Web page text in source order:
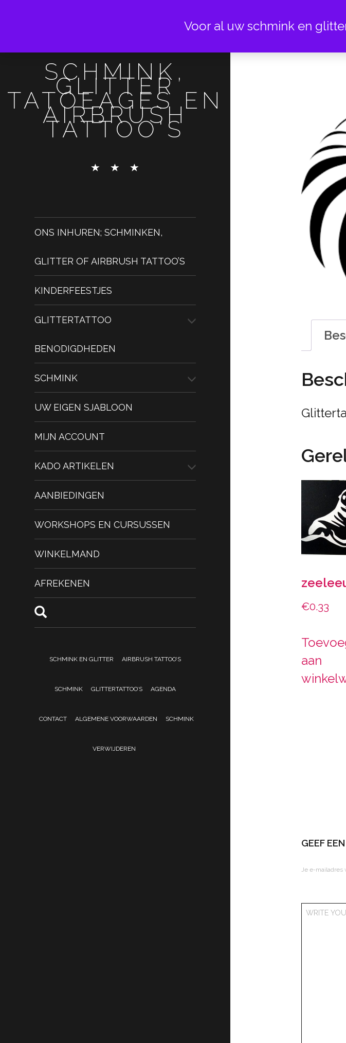
SCHMINK,
GLITTER
TATOEAGES EN
AIRBRUSH
TATTOO'S
ONS INHUREN; SCHMINKEN,
GLITTER OF AIRBRUSH TATTOO’S
KINDERFEESTJES
GLITTERTATTOO
BENODIGDHEDEN
SCHMINK
UW EIGEN SJABLOON
MIJN ACCOUNT
KADO ARTIKELEN
AANBIEDINGEN
WORKSHOPS EN CURSUSSEN
WINKELMAND
AFREKENEN
SCHMINK EN GLITTER AIRBRUSH TATTOO’S
SCHMINK GLITTERTATTOO’S AGENDA
CONTACT ALGEMENE VOORWAARDEN SCHMINK
VERWIJDEREN
€0.33
aan
GEEF
Je e-mailadres
Voor al uw schmink en